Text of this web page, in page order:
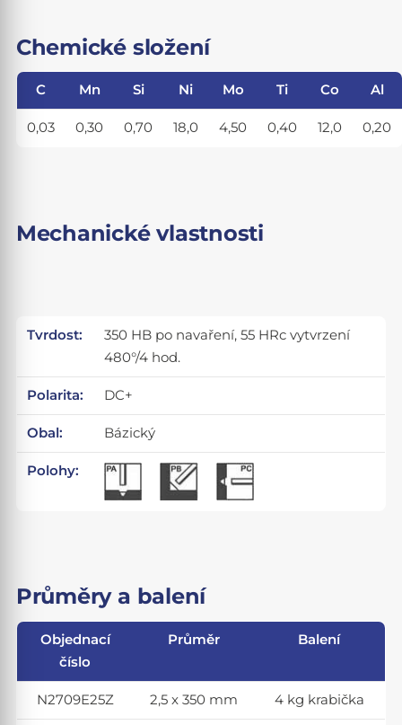
Chemické složení
C Mn Si Ni Mo Ti Co Al
0,03 0,30 0,70 18,0 4,50 0,40 12,0 0,20
Mechanické vlastnosti
Tvrdost:
350 HB po navaření, 55 HRc vytvrzení
480°/4 hod.
Polarita: DC+
Obal: Bázický
Polohy:
Průměry a balení
Objednací
číslo
Průměr Balení
N2709E25Z 2,5 x 350 mm 4 kg krabička